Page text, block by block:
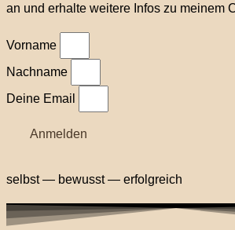
an und erhalte weitere Infos zu meinem
Vorname
Nachname
Deine Email
Anmelden
selbst — bewusst — erfolgreich